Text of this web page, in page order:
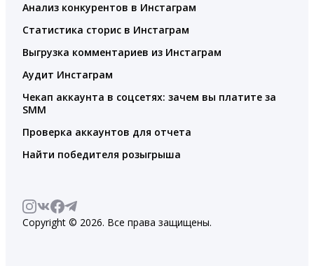
Анализ конкурентов в Инстаграм
Статистика сторис в Инстаграм
Выгрузка комментариев из Инстаграм
Аудит Инстаграм
Чекап аккаунта в соцсетях: зачем вы платите за
SMM
Проверка аккаунтов для отчета
Найти победителя розыгрыша
Copyright © 2026. Все права защищены.